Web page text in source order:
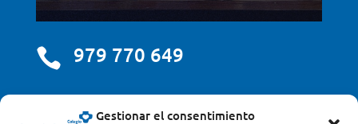
Gestionar el consentimiento
 979 770 649
centro@scjdehon.com